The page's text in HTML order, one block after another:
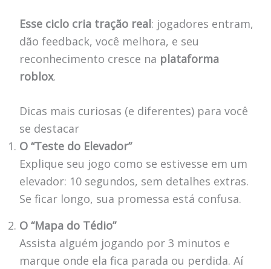
Esse ciclo cria tração real: jogadores entram,
dão feedback, você melhora, e seu
reconhecimento cresce na plataforma
roblox.
Dicas mais curiosas (e diferentes) para você
se destacar
O “Teste do Elevador”
Explique seu jogo como se estivesse em um
elevador: 10 segundos, sem detalhes extras.
Se ficar longo, sua promessa está confusa.
O “Mapa do Tédio”
Assista alguém jogando por 3 minutos e
marque onde ela fica parada ou perdida. Aí